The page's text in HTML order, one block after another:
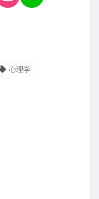
心理学